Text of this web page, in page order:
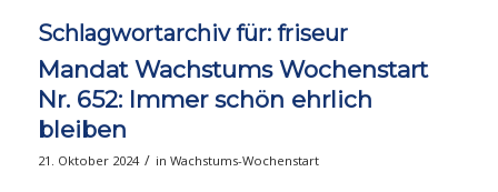
Schlagwortarchiv für: friseur
Mandat Wachstums Wochenstart
Nr. 652: Immer schön ehrlich
bleiben
21. Oktober 2024 / in Wachstums-Wochenstart